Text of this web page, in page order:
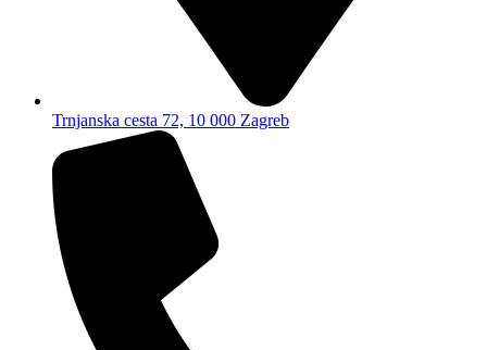
Trnjanska cesta 72, 10 000 Zagreb